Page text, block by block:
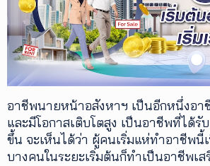
Podcast
เพิ่ม
เติม
ติดต่อ
เรา
เงื่อนไข
การ
ให้
อาชีพนายหน้าอสังหาฯ เป็นอีกหนึ่งอ
และมีโอกาสเติบโตสูง เป็นอาชีพที่ได้รั
ขึ้น จะเห็นได้ว่า ผู้คนเริ่มแห่ทำอาชีพนี้
บางคนในระยะเริ่มต้นก็ทำเป็นอาชีพเส